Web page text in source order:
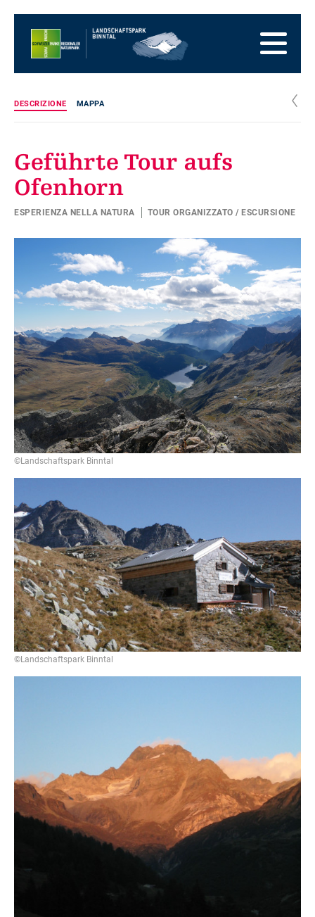
iniziale
navigazione
mappa
AllaDESCRIZIONE MAPPA c
Geführte Tour aufs
Ofenhorn
ESPERIENZA NELLA NATURA TOUR ORGANIZZATO / ESCURSIONE
©Landschaftspark Binntal
©Landschaftspark Binntal